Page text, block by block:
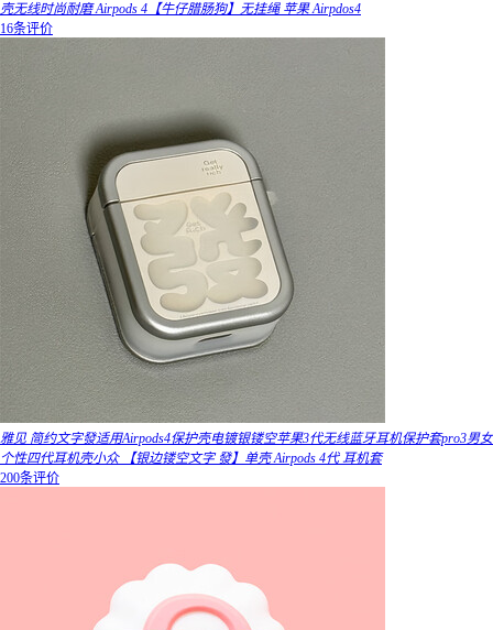
壳无线时尚耐磨 Airpods 4【牛仔腊肠狗】无挂绳 苹果 Airpdos4
16条评价
雅见 简约文字發适用Airpods4保护壳电镀银镂空苹果3代无线蓝牙耳机保护套pro3男女
个性四代耳机壳小众 【银边镂空文字 發】单壳 Airpods 4代 耳机套
200条评价